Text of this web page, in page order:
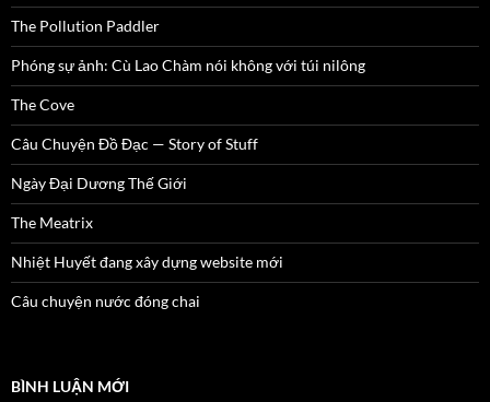
The Pollution Paddler
Phóng sự ảnh: Cù Lao Chàm nói không với túi nilông
The Cove
Câu Chuyện Đồ Đạc — Story of Stuff
Ngày Đại Dương Thế Giới
The Meatrix
Nhiệt Huyết đang xây dựng website mới
Câu chuyện nước đóng chai
BÌNH LUẬN MỚI